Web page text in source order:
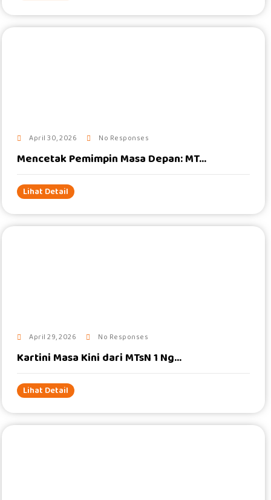
April 30, 2026 No Responses
Mencetak Pemimpin Masa Depan: MT...
Lihat Detail
April 29, 2026 No Responses
Kartini Masa Kini dari MTsN 1 Ng...
Lihat Detail